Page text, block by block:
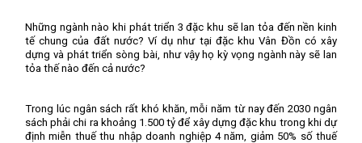
Những ngành nào khi phát triển 3 đặc khu sẽ lan tỏa đến nền kinh
tế chung của đất nước? Ví dụ như tại đặc khu Vân Đồn có xây
dựng và phát triển sòng bài, như vậy họ kỳ vọng ngành này sẽ lan
tỏa thế nào đến cả nước?
Trong lúc ngân sách rất khó khăn, mỗi năm từ nay đến 2030 ngân
sách phải chi ra khoảng 1.500 tỷ để xây dựng đặc khu trong khi dự
định miễn thuế thu nhập doanh nghiệp 4 năm, giảm 50% số thuế